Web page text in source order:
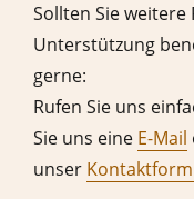
Sollten Sie weitere
Unterstützung
gerne:
Rufen Sie uns
Sie uns eine E-Mail
unser